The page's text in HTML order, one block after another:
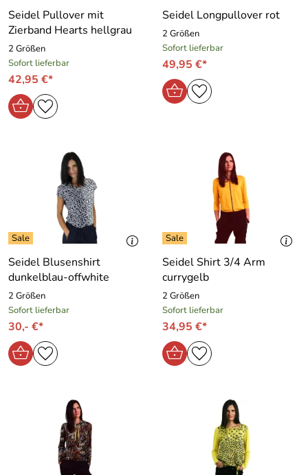
Seidel Pullover mit
Zierband Hearts hellgrau
2 Größen
Sofort lieferbar
42,95 €*
Seidel Longpullover rot
2 Größen
Sofort lieferbar
49,95 €*
Seidel Blusenshirt
dunkelblau-offwhite
2 Größen
Sofort lieferbar
30,- €*
Seidel Shirt 3/4 Arm
currygelb
2 Größen
Sofort lieferbar
34,95 €*